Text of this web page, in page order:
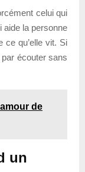
celui qui
aide la personne
ce qu’elle vit. Si
écouter sans
de
un